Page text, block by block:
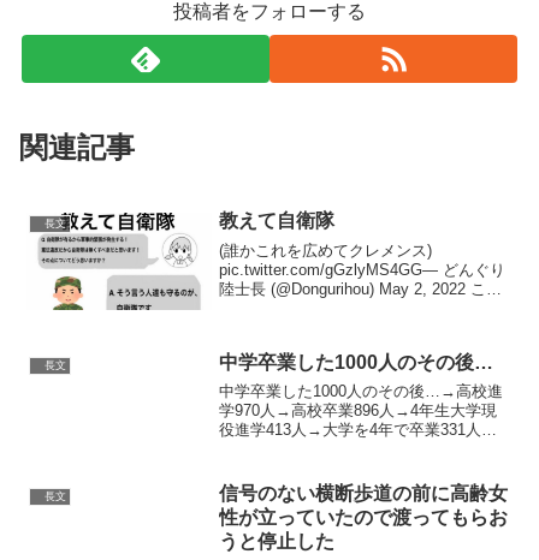
投稿者をフォローする
関連記事
長文 教えて自衛隊
(誰かこれを広めてクレメンス)
pic.twitter.com/gGzlyMS4GG— どんぐり
陸士長 (@Dongurihou) May 2, 2022 この
長文 中学卒業した1000人のその後…
中学卒業した1000人のその後…→高校進
学970人→高校卒業896人→4年生大学現
役進学413人→大学を4年で卒業331人→
を辿れるのは、実は中学卒業1000人...
長文
信号のない横断歩道の前に高齢女
性が立っていたので渡ってもらお
うと停止した